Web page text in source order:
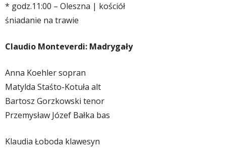
* godz.11:00 – Oleszna | kościół
śniadanie na trawie
Claudio Monteverdi: Madrygały
Anna Koehler sopran
Matylda Staśto-Kotuła alt
Bartosz Gorzkowski tenor
Przemysław Józef Bałka bas
Klaudia Łoboda klawesyn